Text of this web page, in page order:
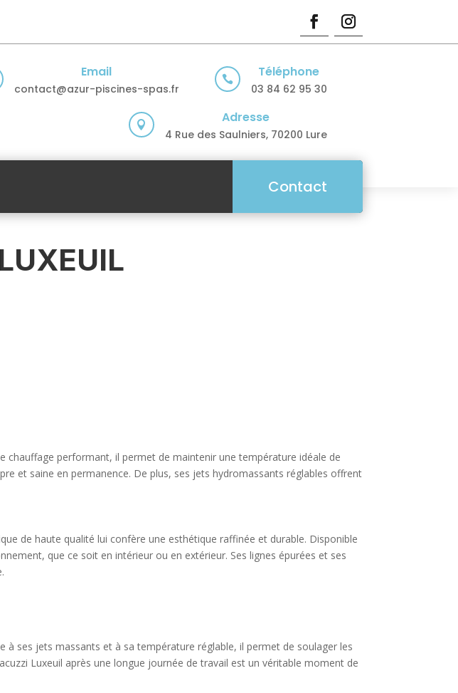
Email
contact@azur-piscines-spas.fr
 Téléphone
03 84 62 95 30
 Adresse
4 Rue des Saulniers, 70200 Lure
Contact
chauffage performant, il permet de maintenir une température idéale de
et saine en permanence. De plus, ses jets hydromassants réglables offrent
de haute qualité lui confère une esthétique raffinée et durable. Disponible
que ce soit en intérieur ou en extérieur. Ses lignes épurées et ses
ses jets massants et à sa température réglable, il permet de soulager les
Luxeuil après une longue journée de travail est un véritable moment de